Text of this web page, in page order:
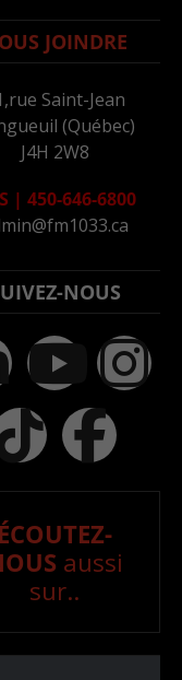
JOINDRE
Saint-Jean
(Québec)
J4H 2W8
| 450-646-6800
NOUS
ÉCOUTEZ-
aussi
sur..